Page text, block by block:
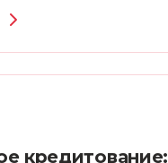
кредитование: